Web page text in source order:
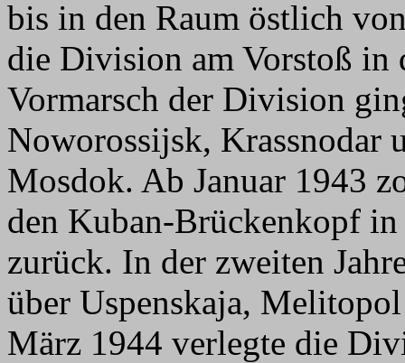
bis in den Raum östlich
die Division am Vorstoß in
Vormarsch der Division
Noworossijsk, Krassnodar
Mosdok. Ab Januar 1943
den Kuban-Brückenkopf
zurück. In der zweiten
über Uspenskaja,
März 1944 verlegte die